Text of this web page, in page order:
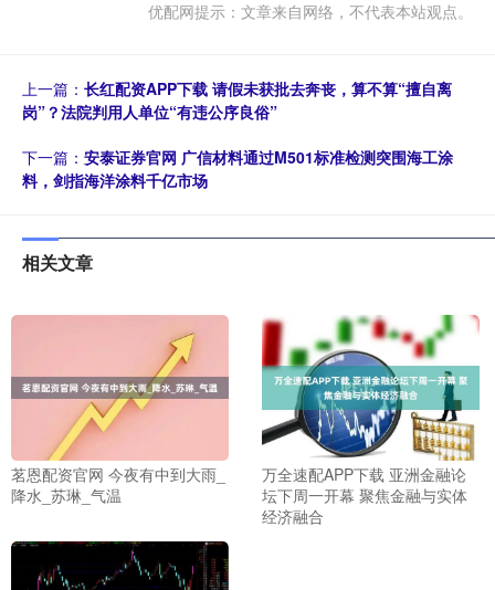
优配网提示：文章来自网络，不代表本站观点。
上一篇： 长红配资APP下载 请假未获批去奔丧，算不算“擅自离
岗”？法院判用人单位“有违公序良俗”
下一篇： 安泰证券官网 广信材料通过M501标准检测突围海工涂
料，剑指海洋涂料千亿市场
相关文章
茗恩配资官网 今夜有中到大雨_
降水_苏琳_气温
万全速配APP下载 亚洲金融论
坛下周一开幕 聚焦金融与实体
经济融合